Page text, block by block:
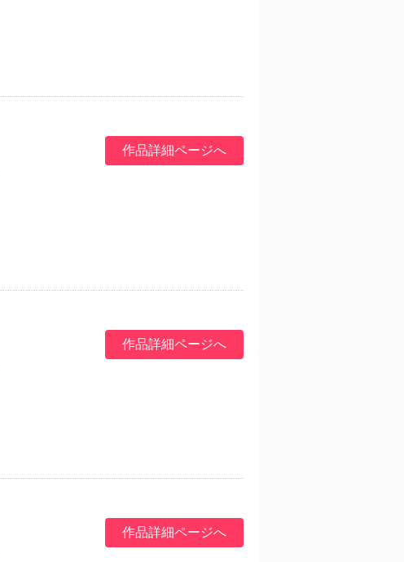
作品詳細ページへ
作品詳細ページへ
作品詳細ページへ